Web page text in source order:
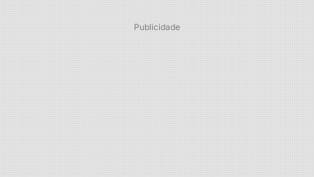
Publicidade